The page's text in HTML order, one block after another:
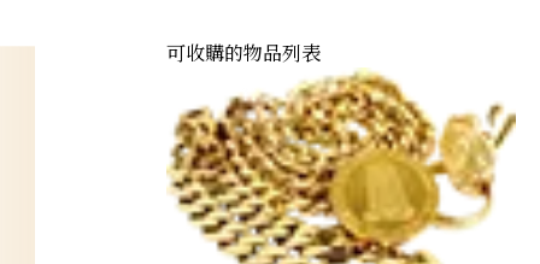
可收購的物品列表